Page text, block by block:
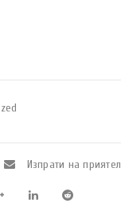
Изпрати на приятел